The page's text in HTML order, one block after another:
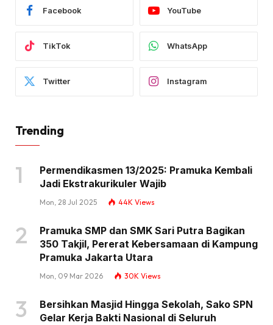
Facebook YouTube
TikTok WhatsApp
Twitter Instagram
Trending
Permendikasmen 13/2025: Pramuka Kembali
Jadi Ekstrakurikuler Wajib
Mon, 28 Jul 2025 44K Views
Pramuka SMP dan SMK Sari Putra Bagikan
350 Takjil, Pererat Kebersamaan di Kampung
Pramuka Jakarta Utara
Mon, 09 Mar 2026 30K Views
Bersihkan Masjid Hingga Sekolah, Sako SPN
Gelar Kerja Bakti Nasional di Seluruh